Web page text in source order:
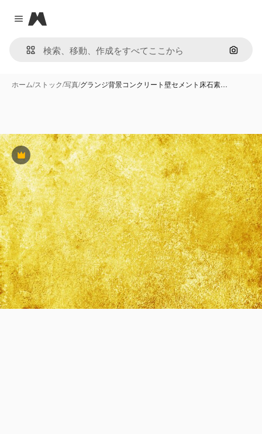
Close menu
Magnific
画像で
ホーム/ストック/写真/グランジ背景コンクリート壁セメント床石素…
Premium